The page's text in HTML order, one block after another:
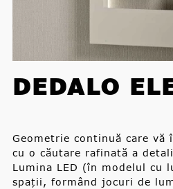
DEDALO
Geometrie continuă care vă
cu o căutare rafinată a
Lumina LED (în modelul cu
spații, formând jocuri de